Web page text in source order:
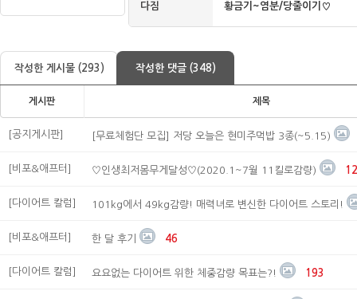
다짐 황금기~염분/당줄이기♡
작성한 게시물 (293) 작성한 댓글 (348)
게시판 제목
[공지게시판] [무료체험단 모집] 저당 오늘은 현미주먹밥 3종(~5.15)
[비포&애프터] ♡인생최저몸무게달성♡(2020.1~7월 11킬로감량)
[다이어트 칼럼] 101kg에서 49kg감량! 매력녀로 변신한 다이어트 스토리!
[비포&애프터] 한 달 후기 46
[다이어트 칼럼] 요요없는 다이어트 위한 체중감량 목표는?! 193